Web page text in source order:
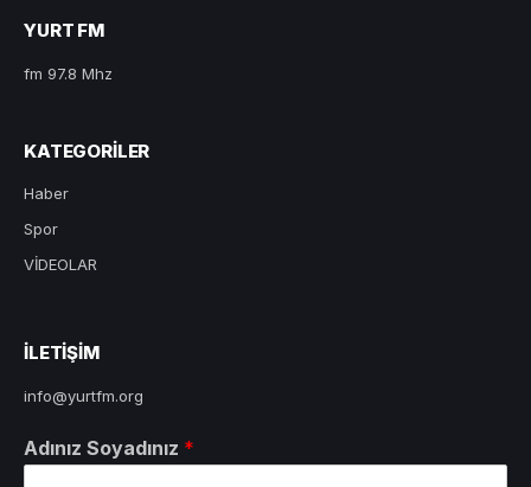
YURT FM
fm 97.8 Mhz
KATEGORILER
Haber
Spor
VİDEOLAR
ILETIŞIM
info@yurtfm.org
Adınız Soyadınız *